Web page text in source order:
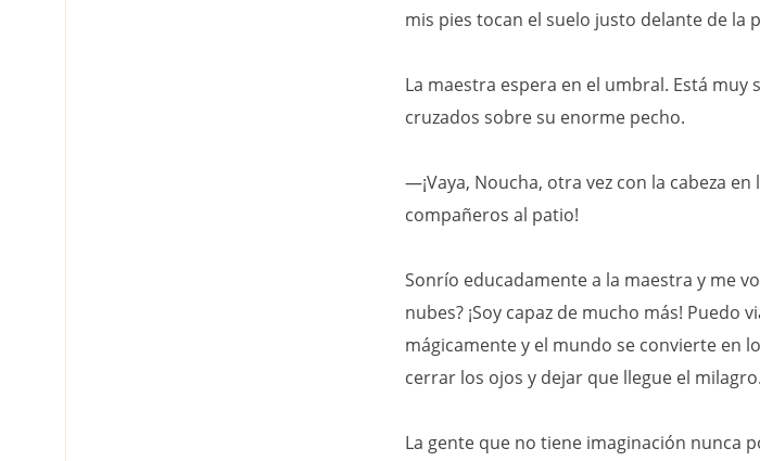
mis pies tocan el suelo justo delante de la
La maestra espera en el umbral. Está muy
cruzados sobre su enorme pecho.
—¡Vaya, Noucha, otra vez con la cabeza
compañeros al patio!
Sonrío educadamente a la maestra y me
nubes? ¡Soy capaz de mucho más! Puedo
mágicamente y el mundo se convierte en
cerrar los ojos y dejar que llegue el milagro.
La gente que no tiene imaginación nunca